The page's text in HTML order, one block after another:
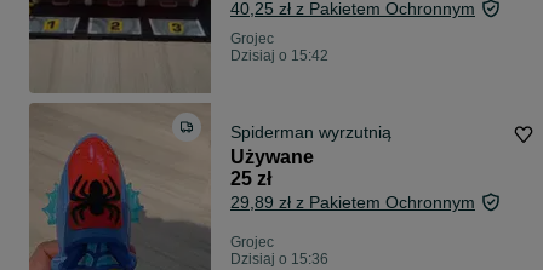
40,25 zł z Pakietem Ochronnym
Grojec
Dzisiaj o 15:42
Spiderman wyrzutnią
Używane
25 zł
29,89 zł z Pakietem Ochronnym
Grojec
Dzisiaj o 15:36